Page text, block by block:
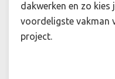
dakwerken en zo kies
voordeligste vakman
project.